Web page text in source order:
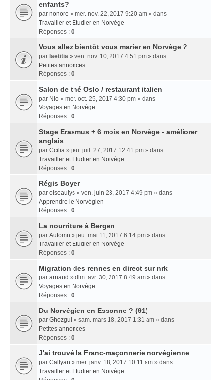
enfants?
par nonore » mer. nov. 22, 2017 9:20 am » dans
Travailler et Etudier en Norvège
Réponses : 0
Vous allez bientôt vous marier en Norvège ?
par laetitia » ven. nov. 10, 2017 4:51 pm » dans
Petites annonces
Réponses : 0
Salon de thé Oslo / restaurant italien
par Nio » mer. oct. 25, 2017 4:30 pm » dans
Voyages en Norvège
Réponses : 0
Stage Erasmus + 6 mois en Norvège - améliorer
anglais
par Ccilia » jeu. juil. 27, 2017 12:41 pm » dans
Travailler et Etudier en Norvège
Réponses : 0
Régis Boyer
par oiseaulys » ven. juin 23, 2017 4:49 pm » dans
Apprendre le Norvégien
Réponses : 0
La nourriture à Bergen
par Automn » jeu. mai 11, 2017 6:14 pm » dans
Travailler et Etudier en Norvège
Réponses : 0
Migration des rennes en direct sur nrk
par arnaud » dim. avr. 30, 2017 8:49 am » dans
Voyages en Norvège
Réponses : 0
Du Norvégien en Essonne ? (91)
par Ghozgul » sam. mars 18, 2017 1:31 am » dans
Petites annonces
Réponses : 0
J'ai trouvé la Franc-maçonnerie norvégienne
par Callyan » mer. janv. 18, 2017 10:11 am » dans
Travailler et Etudier en Norvège